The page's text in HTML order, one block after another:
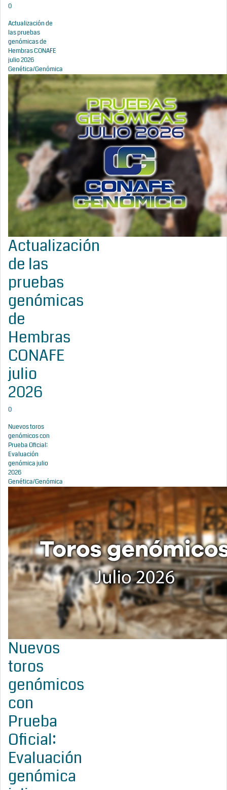
0
Actualización de
las pruebas
genómicas de
Hembras CONAFE
julio 2026
Genética/Genómica
Actualización
de las
pruebas
genómicas
de
Hembras
CONAFE
julio
2026
0
Nuevos toros
genómicos con
Prueba Oficial:
Evaluación
genómica julio
2026
Genética/Genómica
Nuevos
toros
genómicos
con
Prueba
Oficial:
Evaluación
genómica